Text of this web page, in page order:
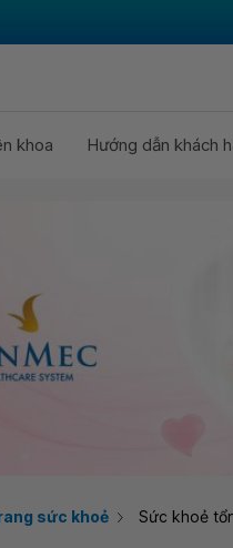
khoa Hướng dẫn khách
sức khoẻ Sức khoẻ